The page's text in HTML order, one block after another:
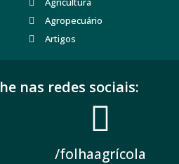
Agropecuário
Artigos
nas redes sociais:
/folhaagrícola